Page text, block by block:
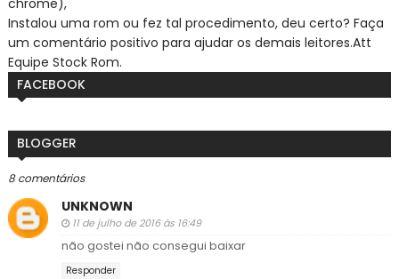
Instalou uma rom ou fez tal procedimento, deu certo? Faça
um comentário positivo para ajudar os demais leitores.Att
Equipe Stock Rom.
FACEBOOK
BLOGGER
8 comentários
UNKNOWN
11 de julho de 2016 às 16:49
não gostei não consegui baixar
Responder